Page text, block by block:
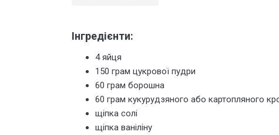
Інгредієнти:
4 яйця
150 грам цукрової пудри
60 грам борошна
60 грам кукурудзяного або картопляного
щіпка солі
щіпка ваніліну